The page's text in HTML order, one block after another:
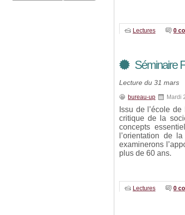
Lectures 0
Séminaire
Lecture du 31 mars
bureau-up Mardi
Issu de l’école
critique de la
concepts
l’orientation de
examinerons
plus de 60 ans.
Lectures 0